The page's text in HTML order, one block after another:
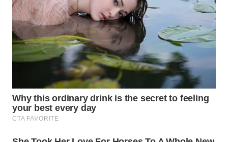
WN
LIKUPANG
WN
LABUANBAJO
WN
BORNEO
Wahana